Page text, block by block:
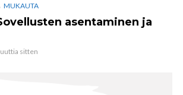
MUKAUTA
asentaminen ja
sitten